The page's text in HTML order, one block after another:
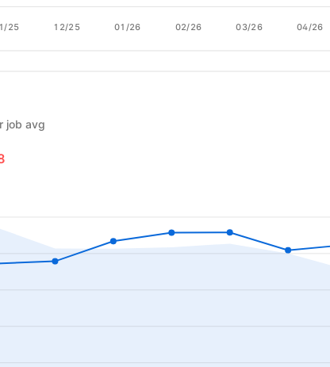
25 12/25 01/26 02/26 03/26 04/26
job avg